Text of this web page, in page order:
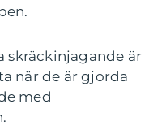
skräckinjagande är
när de är gjorda
med